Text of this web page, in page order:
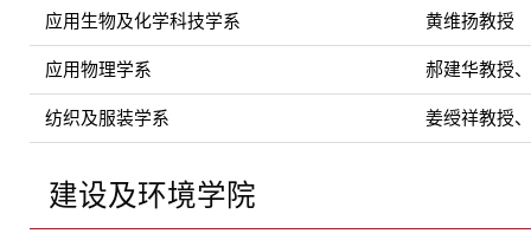
应用生物及化学科技学系 黄维扬教授
应用物理学系 郝建华教授
纺织及服装学系 姜绶祥教授
建设及环境学院